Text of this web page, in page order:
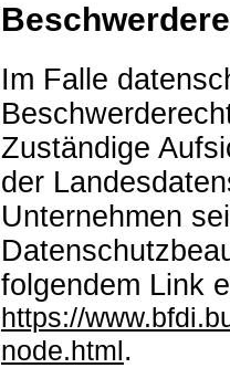
Im Falle
Zuständige
der
Unternehmen
folgendem Link
https://
node.html.